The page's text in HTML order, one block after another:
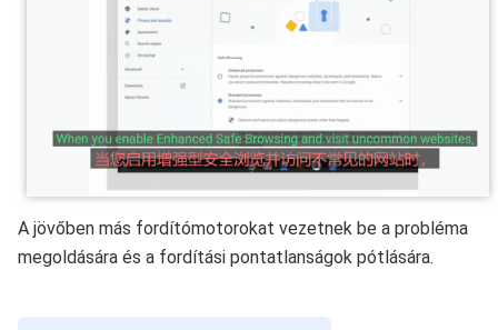
A jövőben más fordítómotorokat vezetnek be a probléma
megoldására és a fordítási pontatlanságok pótlására.